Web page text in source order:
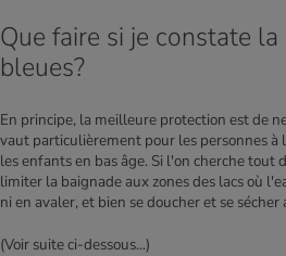
Que faire si je constate
bleues?
En principe, la meilleure protection est de
vaut particulièrement pour les personnes
les enfants en bas âge. Si l'on cherche tout
limiter la baignade aux zones des lacs où
ni en avaler, et bien se doucher et se sécher
(Voir suite ci-dessous...)